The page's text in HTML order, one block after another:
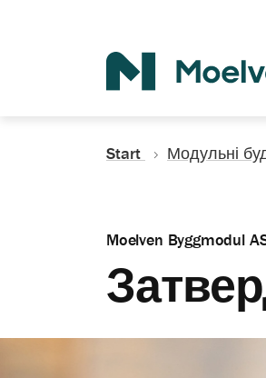
Start Модульні
Moelven Byggmodul